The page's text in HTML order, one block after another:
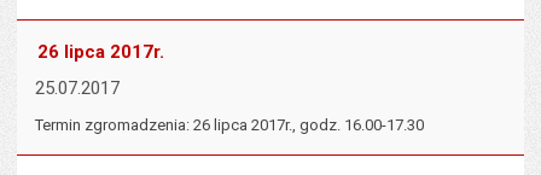
26 lipca 2017r.
25.07.2017
Termin zgromadzenia: 26 lipca 2017r., godz. 16.00-17.30